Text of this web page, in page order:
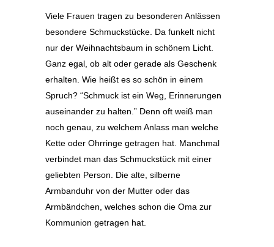
Viele Frauen tragen zu besonderen Anlässen
besondere Schmuckstücke. Da funkelt nicht
nur der Weihnachtsbaum in schönem Licht.
Ganz egal, ob alt oder gerade als Geschenk
erhalten. Wie heißt es so schön in einem
Spruch? “Schmuck ist ein Weg, Erinnerungen
auseinander zu halten.” Denn oft weiß man
noch genau, zu welchem Anlass man welche
Kette oder Ohrringe getragen hat. Manchmal
verbindet man das Schmuckstück mit einer
geliebten Person. Die alte, silberne
Armbanduhr von der Mutter oder das
Armbändchen, welches schon die Oma zur
Kommunion getragen hat.